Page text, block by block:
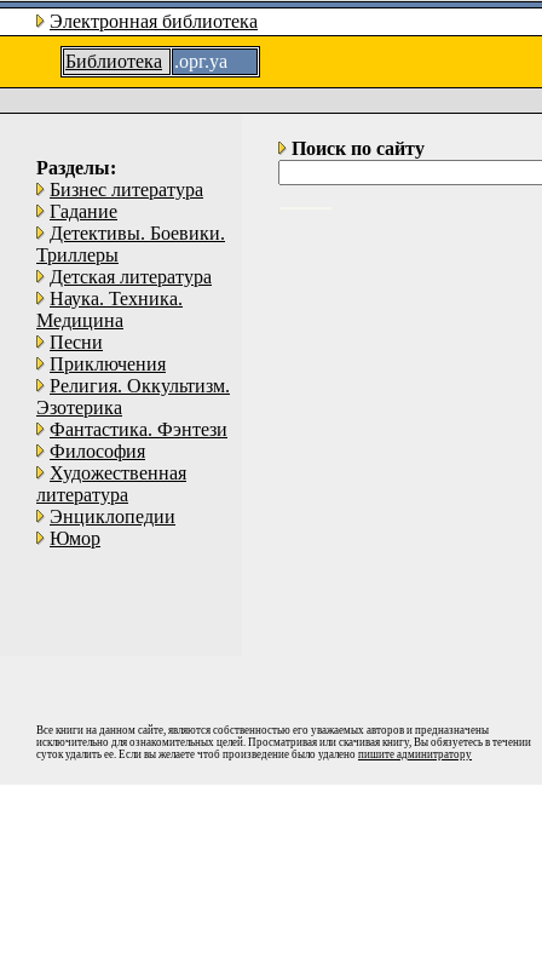
Электронная библиотека
Библиотека
.орг.уа
Разделы:
Бизнес литература
Гадание
Детективы. Боевики.
Триллеры
Детская литература
Наука. Техника.
Медицина
Песни
Приключения
Религия. Оккультизм.
Эзотерика
Фантастика. Фэнтези
Философия
Художественная
литература
Энциклопедии
Юмор
Поиск по сайту
Все книги на данном сайте, являются собственностью его уважаемых авторов и предназначены
исключительно для ознакомительных целей. Просматривая или скачивая книгу, Вы обязуетесь в течении
суток удалить ее. Если вы желаете чтоб произведение было удалено пишите админитратору